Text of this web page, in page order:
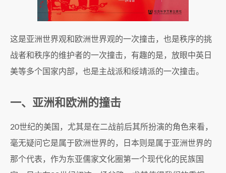
这是亚洲世界观和欧洲世界观的一次撞击，也是秩序的挑
战者和秩序的维护者的一次撞击，有趣的是，放眼中英日
美等多个国家内部，也是主战派和绥靖派的一次撞击。
一、亚洲和欧洲的撞击
20世纪的美国，尤其是在二战前后其所扮演的角色来看，
毫无疑问它是属于欧洲世界的，日本则是属于亚洲世界的
那个代表，作为东亚儒家文化圈第一个现代化的民族国